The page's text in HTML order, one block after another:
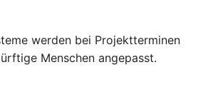
werden bei Projektterminen
Menschen angepasst.